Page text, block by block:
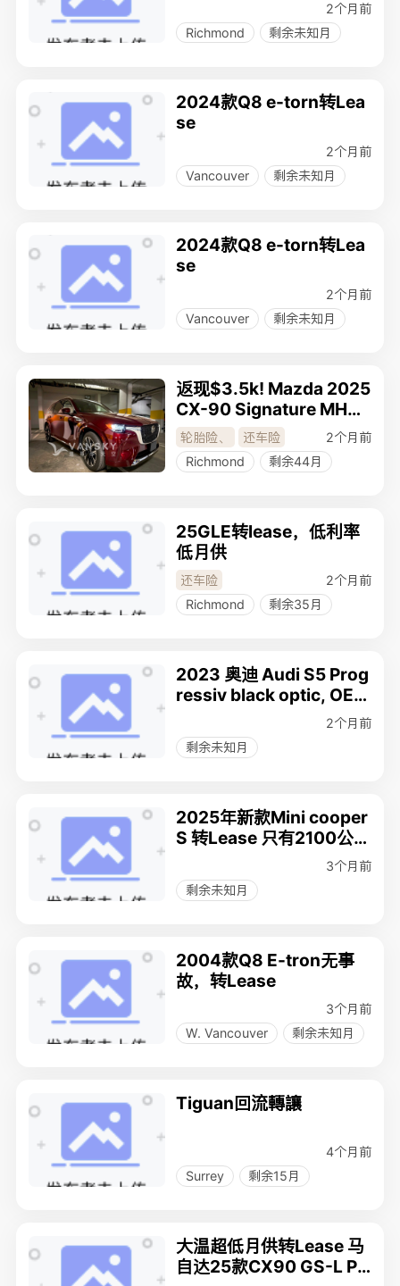
2个月前
Richmond
剩余未知月
2024款Q8 e-torn转Lea
se
2个月前
Vancouver
剩余未知月
2024款Q8 e-torn转Lea
se
2个月前
Vancouver
剩余未知月
返现$3.5k! Mazda 2025
CX-90 Signature MHEV
顶配旗舰版
轮胎险、 还车险
2个月前
Richmond
剩余44月
25GLE转lease，低利率
低月供
还车险
2个月前
Richmond
剩余35月
2023 奥迪 Audi S5 Prog
ressiv black optic, OEM
2个月前
剩余未知月
2025年新款Mini cooper
S 转Lease 只有2100公
里，送现金8000刀！！
3个月前
剩余未知月
2004款Q8 E-tron无事
故，转Lease
3个月前
W. Vancouver
剩余未知月
Tiguan回流轉讓
4个月前
Surrey
剩余15月
大温超低月供转Lease 马
自达25款CX90 GS-L Pl